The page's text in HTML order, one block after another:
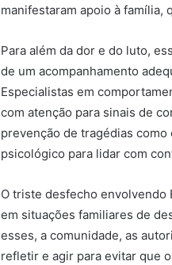
manifestaram apoio à família,
Para além da dor e do luto,
de um acompanhamento
Especialistas em
com atenção para sinais de
prevenção de tragédias
psicológico para lidar com
O triste desfecho envolvendo
em situações familiares de
esses, a comunidade, as
refletir e agir para evitar que